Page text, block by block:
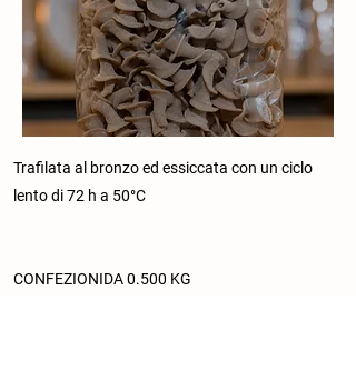
Trafilata al bronzo ed essiccata con un ciclo
lento di 72 h a 50°C
CONFEZIONIDA 0.500 KG